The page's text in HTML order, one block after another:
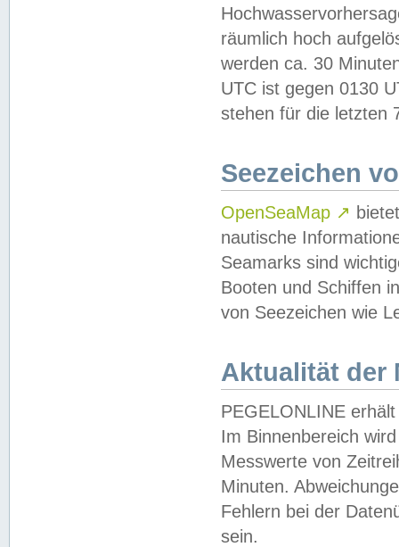
räumlich hoch
werden ca. 30
UTC ist gegen 0130
stehen für die letzten
Seezeichen
OpenSeaMap ↗
nautische
Seamarks sind
Booten und Schiffen
von Seezeichen wie
Aktualität der
PEGELONLINE
Im Binnenbereich
Messwerte von
Minuten.
Fehlern bei der
sein.